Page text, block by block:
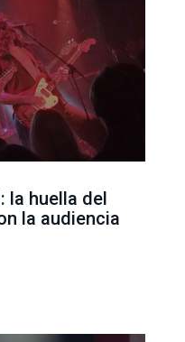
la huella del
la audiencia